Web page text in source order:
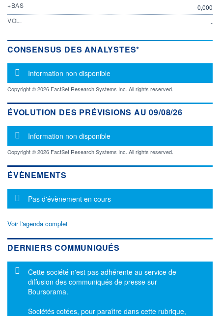
+BAS
0,000
VOL.
-
CONSENSUS DES ANALYSTES*
Message d'information
Information non disponible
Copyright © 2026 FactSet Research Systems Inc. All rights reserved.
ÉVOLUTION DES PRÉVISIONS AU 09/08/26
Message d'information
Information non disponible
Copyright © 2026 FactSet Research Systems Inc. All rights reserved.
ÉVÈNEMENTS
Message d'information
Pas d'évènement en cours
Voir l'agenda complet
DERNIERS COMMUNIQUÉS
Message d'information
Cette société n'est pas adhérente au service de
diffusion des communiqués de presse sur
Boursorama.
Sociétés cotées, pour paraître dans cette rubrique,